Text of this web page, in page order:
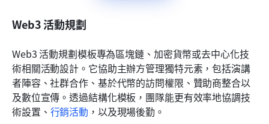
Web3 活動規劃
Web3 活動規劃模板專為區塊鏈、加密貨幣或去中心化技
術相關活動設計。它協助主辦方管理獨特元素，包括演講
者陣容、社群合作、基於代幣的訪問權限、贊助商整合以
及數位宣傳。透過結構化模板，團隊能更有效率地協調技
術設置、 行銷活動 ，以及現場後勤。